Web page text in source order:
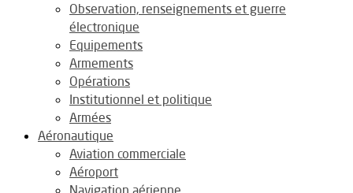
Observation, renseignements et guerre
électronique
Equipements
Armements
Opérations
Institutionnel et politique
Armées
Aéronautique
Aviation commerciale
Aéroport
Navigation aérienne